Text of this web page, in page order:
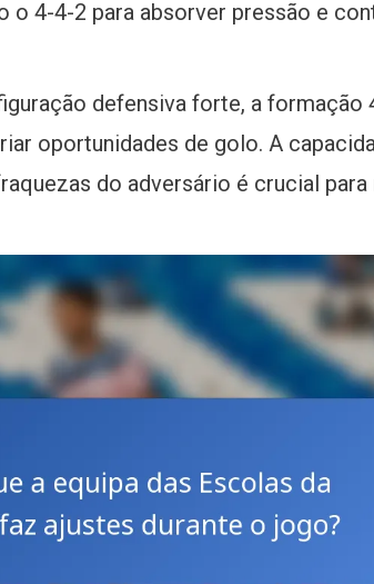
o 4-4-2 para absorver pressão e
defensiva forte, a formação
oportunidades de golo. A
do adversário é crucial para